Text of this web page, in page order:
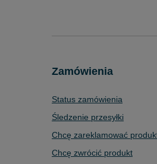
Zamówienia
Status zamówienia
Śledzenie przesyłki
Chcę zareklamować
Chcę zwrócić produkt